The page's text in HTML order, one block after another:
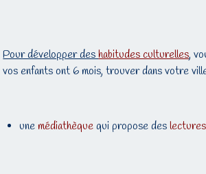
Pour développer deshabitudes culturelles,
vos enfants ont 6 mois, trouver dans votre
unemédiathèquequi propose des